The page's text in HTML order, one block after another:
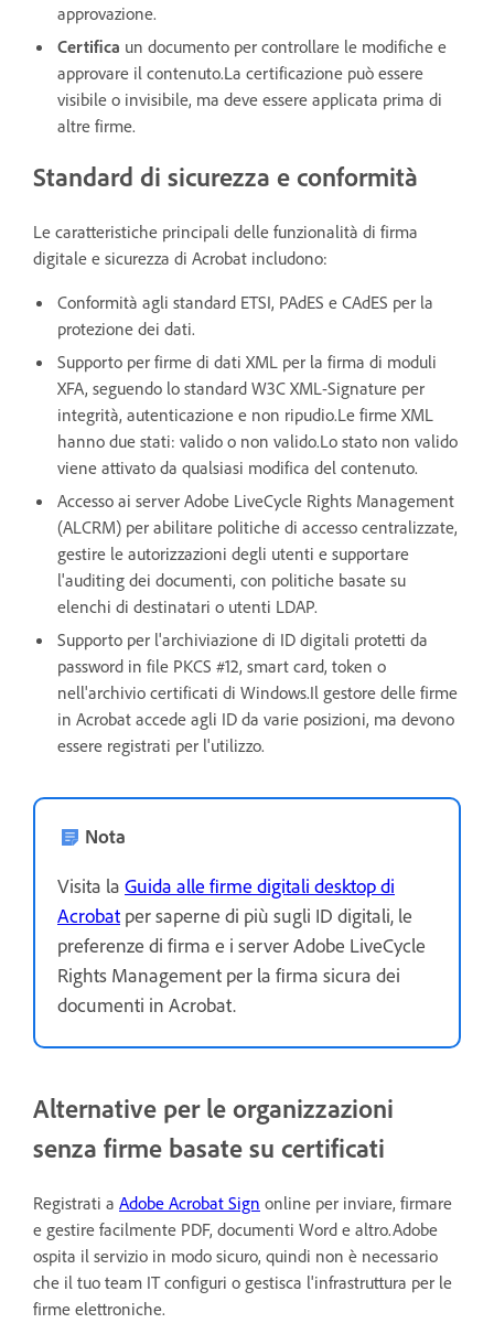
approvazione.
Certifica un documento per controllare le modifiche e
approvare il contenuto.La certificazione può essere
visibile o invisibile, ma deve essere applicata prima di
altre firme.
Standard di sicurezza e conformità
Le caratteristiche principali delle funzionalità di firma
digitale e sicurezza di Acrobat includono:
Conformità agli standard ETSI, PAdES e CAdES per la
protezione dei dati.
Supporto per firme di dati XML per la firma di moduli
XFA, seguendo lo standard W3C XML-Signature per
integrità, autenticazione e non ripudio.Le firme XML
hanno due stati: valido o non valido.Lo stato non valido
viene attivato da qualsiasi modifica del contenuto.
Accesso ai server Adobe LiveCycle Rights Management
(ALCRM) per abilitare politiche di accesso centralizzate,
gestire le autorizzazioni degli utenti e supportare
l'auditing dei documenti, con politiche basate su
elenchi di destinatari o utenti LDAP.
Supporto per l'archiviazione di ID digitali protetti da
password in file PKCS #12, smart card, token o
nell'archivio certificati di Windows.Il gestore delle firme
in Acrobat accede agli ID da varie posizioni, ma devono
essere registrati per l'utilizzo.
Nota
Visita la Guida alle firme digitali desktop di
Acrobat per saperne di più sugli ID digitali, le
preferenze di firma e i server Adobe LiveCycle
Rights Management per la firma sicura dei
documenti in Acrobat.
Alternative per le organizzazioni
senza firme basate su certificati
Registrati a Adobe Acrobat Sign online per inviare, firmare
e gestire facilmente PDF, documenti Word e altro.Adobe
ospita il servizio in modo sicuro, quindi non è necessario
che il tuo team IT configuri o gestisca l'infrastruttura per le
firme elettroniche.